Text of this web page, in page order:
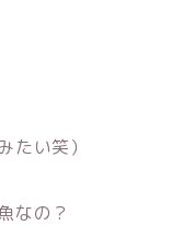
たい笑）
なの？